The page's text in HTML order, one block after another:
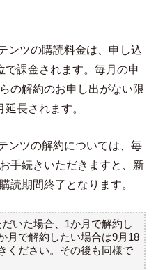
ツの購読料金は、 申し込
課金されます。毎月の申
の解約のお申し出がない限
長されます。
ツの解約については、 毎
手続きいただきますと、新
読期間終了となります。
いた場合、 1か月で解約し
月で解約したい場合は9月18
ください。その後も同様で